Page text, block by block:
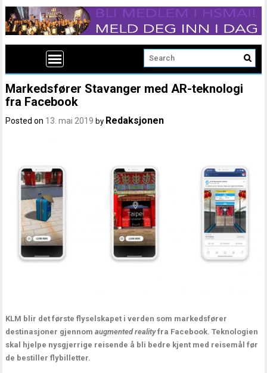
Markedsfører Stavanger med AR-teknologi
fra Facebook
Posted on 13. mai 2019 by Redaksjonen
KLM blir det første flyselskapet i verden som markedsfører
destinasjoner gjennomaugmented realityfra Facebook. Teknologien
skal hjelpe nysgjerrige reisende å bli bedre kjent med reisemål før
de bestiller flybilletter.